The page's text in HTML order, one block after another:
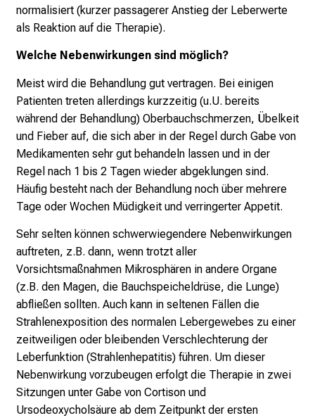
normalisiert (kurzer passagerer Anstieg der Leberwerte
als Reaktion auf die Therapie).
Welche Nebenwirkungen sind möglich?
Meist wird die Behandlung gut vertragen. Bei einigen
Patienten treten allerdings kurzzeitig (u.U. bereits
während der Behandlung) Oberbauchschmerzen, Übelkeit
und Fieber auf, die sich aber in der Regel durch Gabe von
Medikamenten sehr gut behandeln lassen und in der
Regel nach 1 bis 2 Tagen wieder abgeklungen sind.
Häufig besteht nach der Behandlung noch über mehrere
Tage oder Wochen Müdigkeit und verringerter Appetit.
Sehr selten können schwerwiegendere Nebenwirkungen
auftreten, z.B. dann, wenn trotzt aller
Vorsichtsmaßnahmen Mikrosphären in andere Organe
(z.B. den Magen, die Bauchspeicheldrüse, die Lunge)
abfließen sollten. Auch kann in seltenen Fällen die
Strahlenexposition des normalen Lebergewebes zu einer
zeitweiligen oder bleibenden Verschlechterung der
Leberfunktion (Strahlenhepatitis) führen. Um dieser
Nebenwirkung vorzubeugen erfolgt die Therapie in zwei
Sitzungen unter Gabe von Cortison und
Ursodeoxycholsäure ab dem Zeitpunkt der ersten